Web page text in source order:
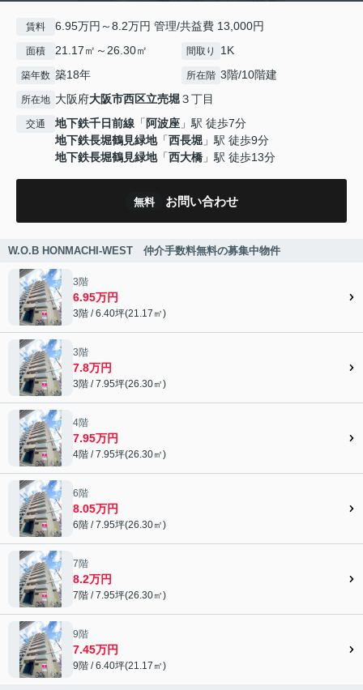
賃料 6.95万円～8.2万円 管理/共益費 13,000円
面積 21.17㎡～26.30㎡ 間取り 1K
築年数 築18年 所在階 3階/10階建
所在地 大阪府大阪市西区立売堀３丁目
交通 地下鉄千日前線 「 阿波座 」駅 徒歩7分
地下鉄長堀鶴見緑地「西長堀 」駅 徒歩9分
地下鉄長堀鶴見緑地「西大橋 」駅 徒歩13分
無料 お問い合わせ
W.O.B HONMACHI-WEST 仲介手数料無料の募集中物件
3階
6.95万円
3階 / 6.40坪(21.17㎡)
3階
7.8万円
3階 / 7.95坪(26.30㎡)
4階
7.95万円
4階 / 7.95坪(26.30㎡)
6階
8.05万円
6階 / 7.95坪(26.30㎡)
7階
8.2万円
7階 / 7.95坪(26.30㎡)
9階
7.45万円
9階 / 6.40坪(21.17㎡)